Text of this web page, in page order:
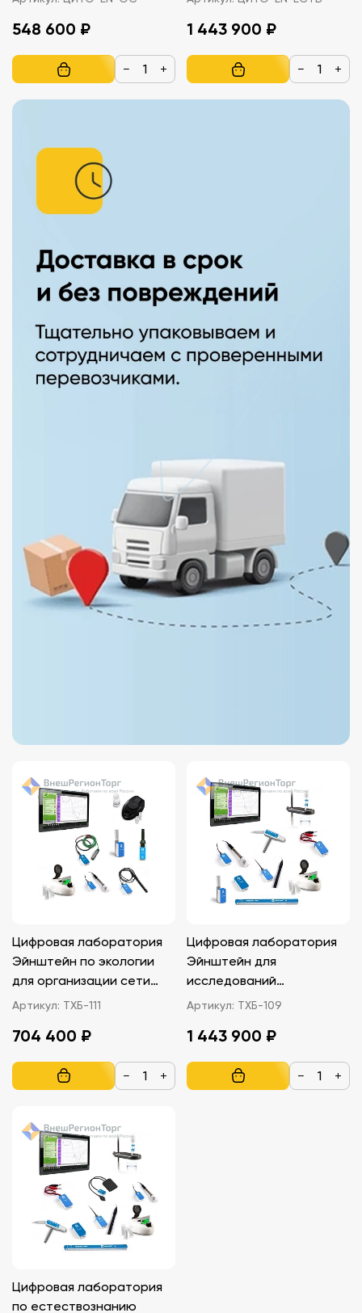
548 600 ₽
− +
материалов Эйнштейн
Einstein
1 443 900 ₽
− +
Цифровая лаборатория
Эйнштейн по экологии
для организации сети
школьного
мониторинга
Артикул: ТХБ-111
704 400 ₽
− +
Цифровая лаборатория
Эйнштейн для
исследований
окружающей среды,
искусственных
Артикул: ТХБ-109
1 443 900 ₽
− +
Цифровая лаборатория
по естествознанию